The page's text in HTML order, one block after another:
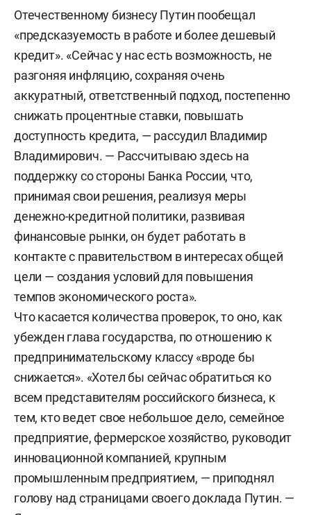
Отечественному бизнесу Путин пообещал
«предсказуемость в работе и более дешевый
кредит». «Сейчас у нас есть возможность, не
разгоняя инфляцию, сохраняя очень
аккуратный, ответственный подход, постепенно
снижать процентные ставки, повышать
доступность кредита, — рассудил Владимир
Владимирович. — Рассчитываю здесь на
поддержку со стороны Банка России, что,
принимая свои решения, реализуя меры
денежно-кредитной политики, развивая
финансовые рынки, он будет работать в
контакте с правительством в интересах общей
цели — создания условий для повышения
темпов экономического роста».
Что касается количества проверок, то оно, как
убежден глава государства, по отношению к
предпринимательскому классу «вроде бы
снижается». «Хотел бы сейчас обратиться ко
всем представителям российского бизнеса, к
тем, кто ведет свое небольшое дело, семейное
предприятие, фермерское хозяйство, руководит
инновационной компанией, крупным
промышленным предприятием, — приподнял
голову над страницами своего доклада Путин. —